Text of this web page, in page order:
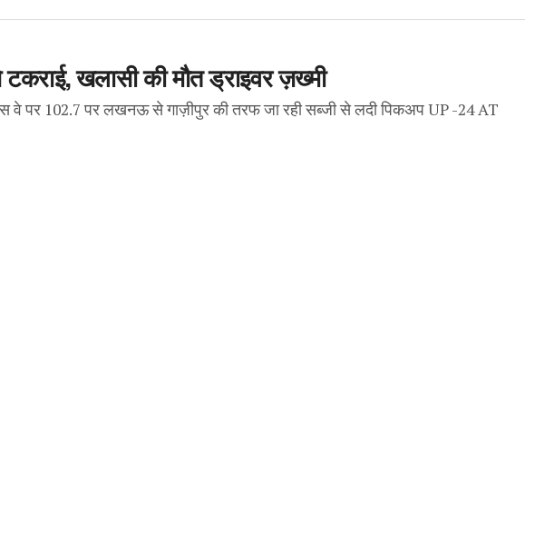
खलासी की मौत ड्राइवर ज़ख्मी
वे पर 102.7 पर लखनऊ से गाज़ीपुर की तरफ जा रही सब्जी से लदी पिकअप UP -24 AT